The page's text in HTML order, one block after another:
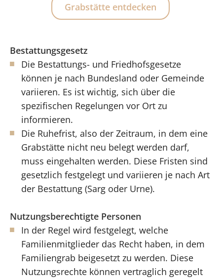
Grabstätte entdecken
Bestattungsgesetz
Die Bestattungs- und Friedhofsgesetze
können je nach Bundesland oder Gemeinde
variieren. Es ist wichtig, sich über die
spezifischen Regelungen vor Ort zu
informieren.
Die Ruhefrist, also der Zeitraum, in dem eine
Grabstätte nicht neu belegt werden darf,
muss eingehalten werden. Diese Fristen sind
gesetzlich festgelegt und variieren je nach Art
der Bestattung (Sarg oder Urne).
Nutzungsberechtigte Personen
In der Regel wird festgelegt, welche
Familienmitglieder das Recht haben, in dem
Familiengrab beigesetzt zu werden. Diese
Nutzungsrechte können vertraglich geregelt